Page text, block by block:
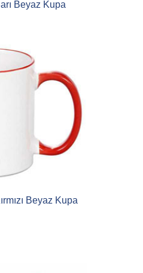
Beyaz Kupa
Beyaz Kupa